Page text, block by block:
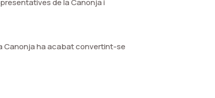
Canonja ha acabat convertint-se